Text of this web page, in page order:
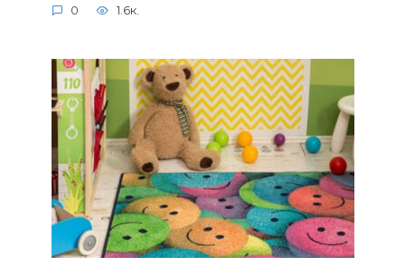
0 1.6к.